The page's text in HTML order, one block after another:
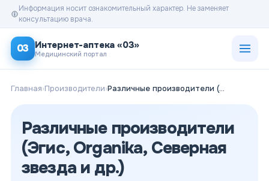
Информация носит ознакомительный характер. Не заменяет
консультацию врача.
03 Интернет-аптека «03»
Медицинский портал
Главная›Производители› Различные производители (Эгис, Organika, Северная звезда и др.)
Различные производители
(Эгис, Organika, Северная
звезда и др.)